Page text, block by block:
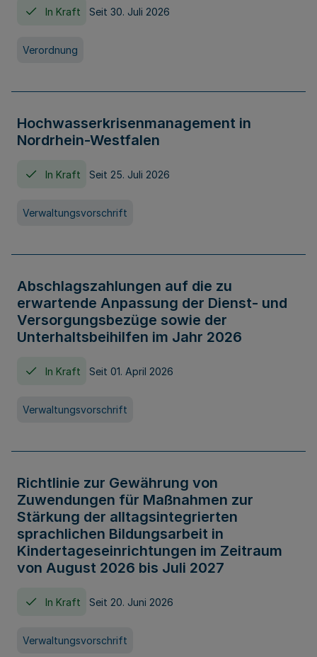
In Kraft Seit 30. Juli 2026
Verordnung
Hochwasserkrisenmanagement in
Nordrhein-Westfalen
In Kraft Seit 25. Juli 2026
Verwaltungsvorschrift
Abschlagszahlungen auf die zu
erwartende Anpassung der Dienst- und
Versorgungsbezüge sowie der
Unterhaltsbeihilfen im Jahr 2026
In Kraft Seit 01. April 2026
Verwaltungsvorschrift
Richtlinie zur Gewährung von
Zuwendungen für Maßnahmen zur
Stärkung der alltagsintegrierten
sprachlichen Bildungsarbeit in
Kindertageseinrichtungen im Zeitraum
von August 2026 bis Juli 2027
In Kraft Seit 20. Juni 2026
Verwaltungsvorschrift